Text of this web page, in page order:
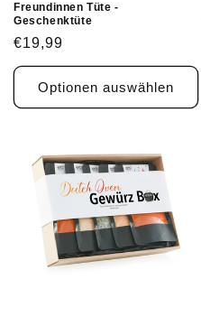
Freundinnen Tüte -
Geschenktüte
Normaler
Preis
€19,99
Optionen auswählen